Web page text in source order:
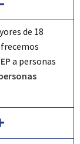
de 18
a personas